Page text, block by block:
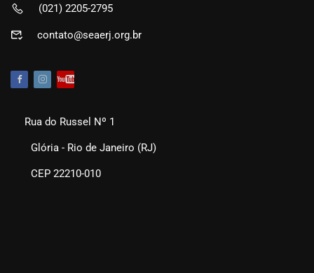
(021) 2205-2795
contato@seaerj.org.br
Rua do Russel Nº 1
Glória - Rio de Janeiro (RJ)
CEP 22210-010